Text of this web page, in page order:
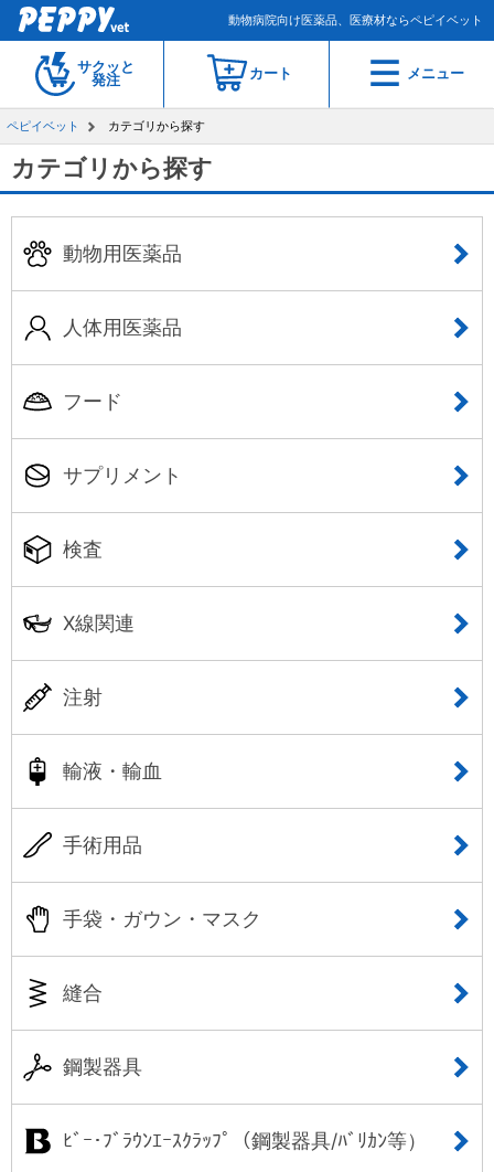
動物病院向け医薬品、医療材ならペピイベット
サクッと
発注
カート メニュー
ペピイベット カテゴリから探す
カテゴリから探す
動物用医薬品
人体用医薬品
フード
サプリメント
検査
X線関連
注射
輸液・輸血
手術用品
手袋・ガウン・マスク
縫合
鋼製器具
ﾋﾞｰ･ﾌﾞﾗｳﾝｴｰｽｸﾗｯﾌﾟ（鋼製器具/ﾊﾞﾘｶﾝ等）